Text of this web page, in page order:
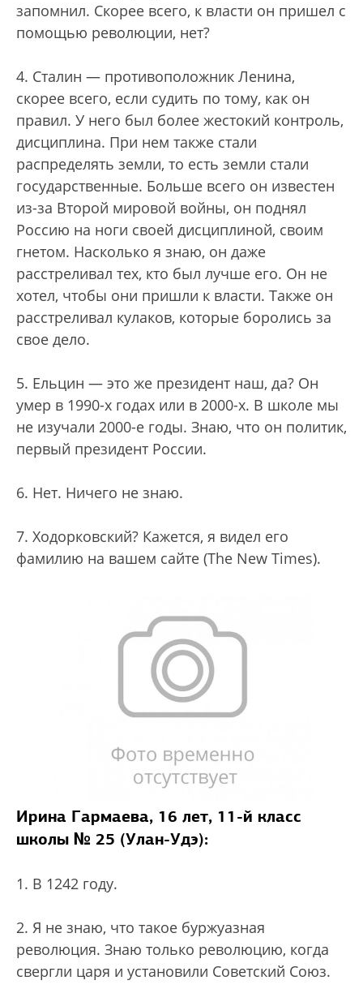
запомнил. Скорее всего, к власти он пришел с
помощью революции, нет?
4. Сталин — противоположник Ленина,
скорее всего, если судить по тому, как он
правил. У него был более жестокий контроль,
дисциплина. При нем также стали
распределять земли, то есть земли стали
государственные. Больше всего он известен
из-за Второй мировой войны, он поднял
Россию на ноги своей дисциплиной, своим
гнетом. Насколько я знаю, он даже
расстреливал тех, кто был лучше его. Он не
хотел, чтобы они пришли к власти. Также он
расстреливал кулаков, которые боролись за
свое дело.
5. Ельцин — это же президент наш, да? Он
умер в 1990-х годах или в 2000-х. В школе мы
не изучали 2000-е годы. Знаю, что он политик,
первый президент России.
6. Нет. Ничего не знаю.
7. Ходорковский? Кажется, я видел его
фамилию на вашем сайте (The New Times).
Ирина Гармаева, 16 лет, 11-й класс
школы № 25 (Улан-Удэ):
1. В 1242 году.
2. Я не знаю, что такое буржуазная
революция. Знаю только революцию, когда
свергли царя и установили Советский Союз.